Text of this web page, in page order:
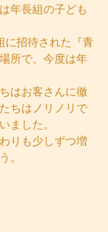
年長組の子ども
に招待された『青
所で、今度は年
はお客さんに徹
ちはノリノリで
ました。
りも少しずつ増
。